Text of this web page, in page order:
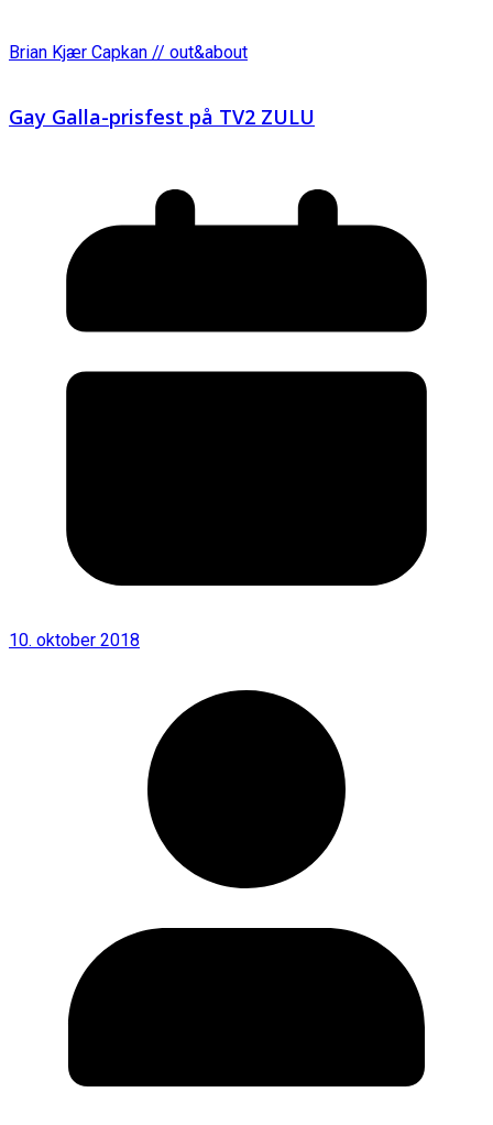
Brian Kjær Capkan // out&about
Gay Galla-prisfest på TV2 ZULU
10. oktober 2018